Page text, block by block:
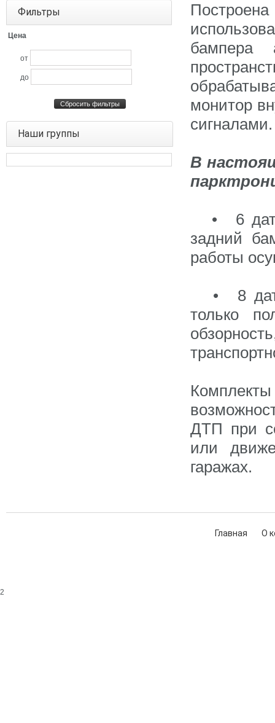
Фильтры
Цена
от
до
Сбросить фильтры
Наши группы
бампера
монитор
сигналами.
В
•
6
задний
работы
•
8
только
ДТП при
или
гаражах.
Главная О
2